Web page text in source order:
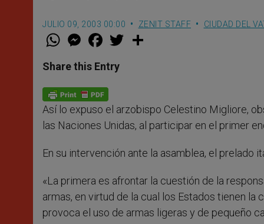
JULIO 09, 2003 00:00 ZENIT STAFF CIUDAD DEL
W
t
s
p
p
M
e
s
e
g
e
r
F
a
e
b
o
k
w
Share this Entry
Así lo expuso el arzobispo Celestino Migliore,
las Naciones Unidas, al participar en el primer
En su intervención ante la asamblea, el prelado
«La primera es afrontar la cuestión de la
armas, en virtud de la cual los Estados tienen
provoca el uso de armas ligeras y de pequeño